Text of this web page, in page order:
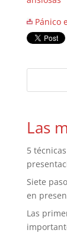
Pánico
Las
5
Siete
en
Las